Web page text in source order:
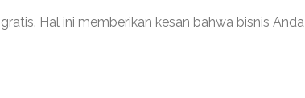
Hal ini memberikan kesan bahwa bisnis Anda